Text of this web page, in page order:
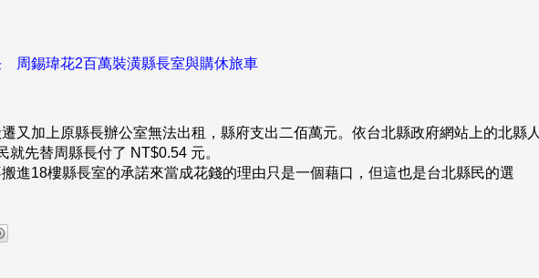
周錫瑋花2百萬裝潢縣長室與購休旅車
又加上原縣長辦公室無法出租，縣府支出二佰萬元。依台北縣政府網站上的北縣人
先替周縣長付了 NT$0.54 元。
進18樓縣長室的承諾來當成花錢的理由只是一個藉口，但這也是台北縣民的選